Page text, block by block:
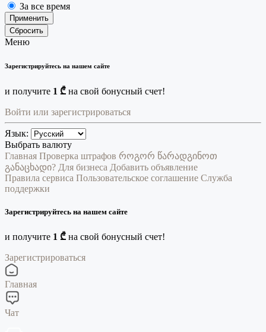
За все время
Применить
Сбросить
Меню
Зарегистрируйтесь на нашем сайте
и получите 1 ₾ на свой бонусный счет!
Войти или зарегистрироваться
Язык:
Выбрать валюту
Главная Проверка штрафов როგორ წარადგინოთ
განაცხადი? Для бизнеса Добавить объявление
Правила сервиса Пользовательское соглашение Служба
поддержки
Зарегистрируйтесь на нашем сайте
и получите 1 ₾ на свой бонусный счет!
Зарегистрироваться
Главная
Чат